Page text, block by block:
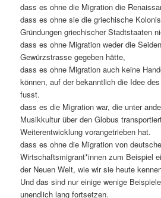
dass es ohne die Migration die
dass es ohne sie die griechische
Gründungen griechischer Stadtstaaten
dass es ohne Migration weder die
Gewürzstrasse gegeben hätte,
dass es ohne Migration auch keine
können, auf der bekanntlich die Idee
fusst.
dass es die Migration war, die unter
Musikkultur über den Globus
Weiterentwicklung vorangetrieben hat.
dass es ohne die Migration von
Wirtschaftsmigrant*innen zum Beispiel
der Neuen Welt, wie wir sie heute
Und das sind nur einige wenige
unendlich lang fortsetzen.